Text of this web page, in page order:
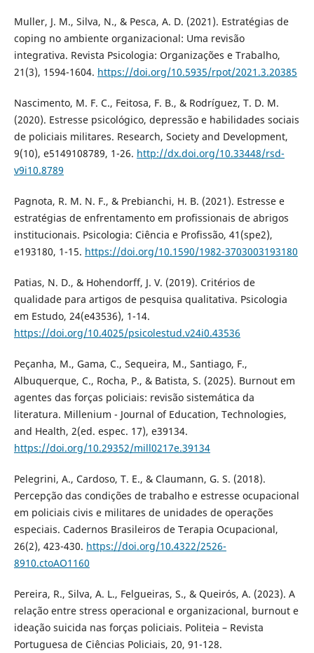
Muller, J. M., Silva, N., & Pesca, A. D. (2021). Estratégias de
coping no ambiente organizacional: Uma revisão
integrativa. Revista Psicologia: Organizações e Trabalho,
21(3), 1594-1604. https://doi.org/10.5935/rpot/2021.3.20385
Nascimento, M. F. C., Feitosa, F. B., & Rodríguez, T. D. M.
(2020). Estresse psicológico, depressão e habilidades sociais
de policiais militares. Research, Society and Development,
9(10), e5149108789, 1-26. http://dx.doi.org/10.33448/rsd-
v9i10.8789
Pagnota, R. M. N. F., & Prebianchi, H. B. (2021). Estresse e
estratégias de enfrentamento em profissionais de abrigos
institucionais. Psicologia: Ciência e Profissão, 41(spe2),
e193180, 1-15. https://doi.org/10.1590/1982-3703003193180
Patias, N. D., & Hohendorff, J. V. (2019). Critérios de
qualidade para artigos de pesquisa qualitativa. Psicologia
em Estudo, 24(e43536), 1-14.
https://doi.org/10.4025/psicolestud.v24i0.43536
Peçanha, M., Gama, C., Sequeira, M., Santiago, F.,
Albuquerque, C., Rocha, P., & Batista, S. (2025). Burnout em
agentes das forças policiais: revisão sistemática da
literatura. Millenium - Journal of Education, Technologies,
and Health, 2(ed. espec. 17), e39134.
https://doi.org/10.29352/mill0217e.39134
Pelegrini, A., Cardoso, T. E., & Claumann, G. S. (2018).
Percepção das condições de trabalho e estresse ocupacional
em policiais civis e militares de unidades de operações
especiais. Cadernos Brasileiros de Terapia Ocupacional,
26(2), 423-430. https://doi.org/10.4322/2526-
8910.ctoAO1160
Pereira, R., Silva, A. L., Felgueiras, S., & Queirós, A. (2023). A
relação entre stress operacional e organizacional, burnout e
ideação suicida nas forças policiais. Politeia – Revista
Portuguesa de Ciências Policiais, 20, 91-128.